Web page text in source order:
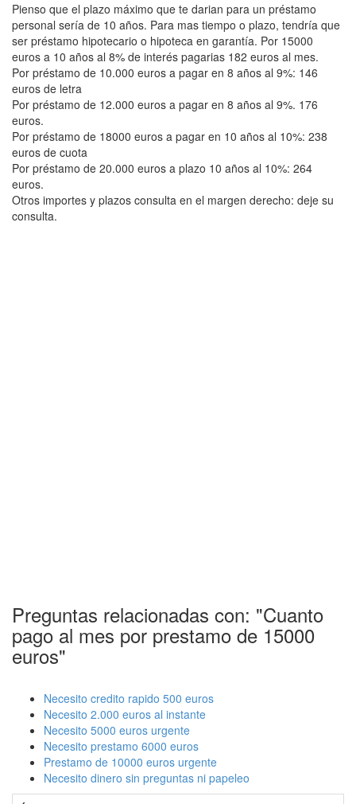
Pienso que el plazo máximo que te darian para un préstamo
personal sería de 10 años. Para mas tiempo o plazo, tendría que
ser préstamo hipotecario o hipoteca en garantía. Por 15000
euros a 10 años al 8% de interés pagarias 182 euros al mes.
Por préstamo de 10.000 euros a pagar en 8 años al 9%: 146
euros de letra
Por préstamo de 12.000 euros a pagar en 8 años al 9%. 176
euros.
Por préstamo de 18000 euros a pagar en 10 años al 10%: 238
euros de cuota
Por préstamo de 20.000 euros a plazo 10 años al 10%: 264
euros.
Otros importes y plazos consulta en el margen derecho: deje su
consulta.
Preguntas relacionadas con: "Cuanto
pago al mes por prestamo de 15000
euros"
Necesito credito rapido 500 euros
Necesito 2.000 euros al instante
Necesito 5000 euros urgente
Necesito prestamo 6000 euros
Prestamo de 10000 euros urgente
Necesito dinero sin preguntas ni papeleo